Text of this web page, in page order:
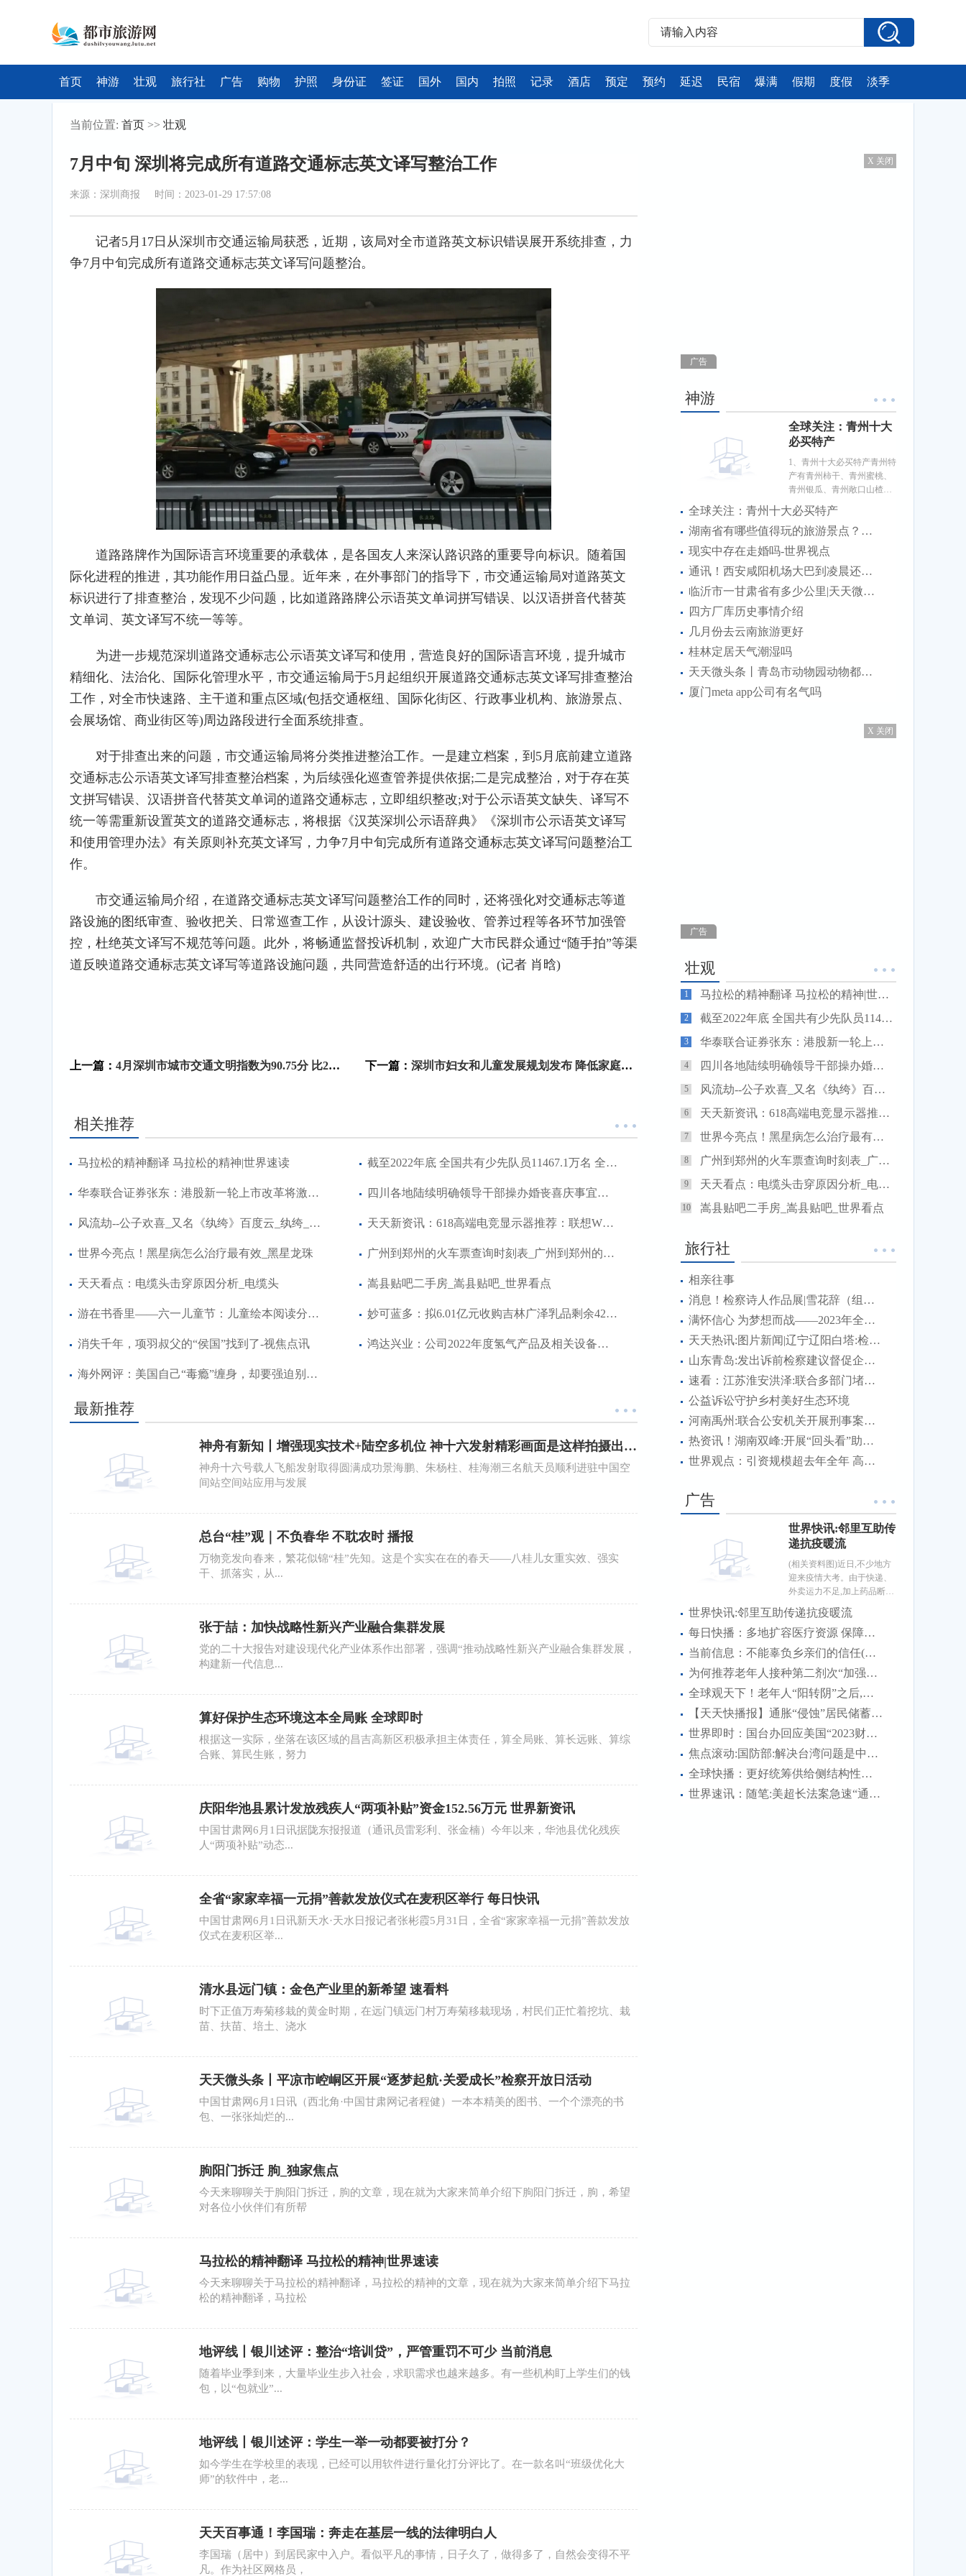
首页 神游 壮观 旅行社 广告 购物 护照 身份证 签证 国外 国内 拍照 记录 酒店 预定 预约 延迟 民宿 爆满 假期 度假 淡季
当前位置: 首页 >> 壮观
7月中旬 深圳将完成所有道路交通标志英文译写整治工作
来源：深圳商报 时间：2023-01-29 17:57:08
记者5月17日从深圳市交通运输局获悉，近期，该局对全市道路英文标识错误展开系统排查，力
争7月中旬完成所有道路交通标志英文译写问题整治。
道路路牌作为国际语言环境重要的承载体，是各国友人来深认路识路的重要导向标识。随着国
际化进程的推进，其功能作用日益凸显。近年来，在外事部门的指导下，市交通运输局对道路英文
标识进行了排查整治，发现不少问题，比如道路路牌公示语英文单词拼写错误、以汉语拼音代替英
文单词、英文译写不统一等等。
为进一步规范深圳道路交通标志公示语英文译写和使用，营造良好的国际语言环境，提升城市
精细化、法治化、国际化管理水平，市交通运输局于5月起组织开展道路交通标志英文译写排查整治
工作，对全市快速路、主干道和重点区域(包括交通枢纽、国际化街区、行政事业机构、旅游景点、
会展场馆、商业街区等)周边路段进行全面系统排查。
对于排查出来的问题，市交通运输局将分类推进整治工作。一是建立档案，到5月底前建立道路
交通标志公示语英文译写排查整治档案，为后续强化巡查管养提供依据;二是完成整治，对于存在英
文拼写错误、汉语拼音代替英文单词的道路交通标志，立即组织整改;对于公示语英文缺失、译写不
统一等需重新设置英文的道路交通标志，将根据《汉英深圳公示语辞典》《深圳市公示语英文译写
和使用管理办法》有关原则补充英文译写，力争7月中旬完成所有道路交通标志英文译写问题整治工
作。
市交通运输局介绍，在道路交通标志英文译写问题整治工作的同时，还将强化对交通标志等道
路设施的图纸审查、验收把关、日常巡查工作，从设计源头、建设验收、管养过程等各环节加强管
控，杜绝英文译写不规范等问题。此外，将畅通监督投诉机制，欢迎广大市民群众通过“随手拍”等渠
道反映道路交通标志英文译写等道路设施问题，共同营造舒适的出行环境。(记者 肖晗)
上一篇： 4月深圳市城市交通文明指数为90.75分 比2月减少0.05分 下一篇： 深圳市妇女和儿童发展规划发布 降低家庭生育、养育成本
相关推荐
马拉松的精神翻译 马拉松的精神|世界速读 截至2022年底 全国共有少先队员11467.1万名 全球新资讯
华泰联合证券张东：港股新一轮上市改革将激发科技企业上市热潮-天天看热讯 四川各地陆续明确领导干部操办婚丧喜庆事宜具体标准 遏制大操大办 弘扬节俭新风
风流劫--公子欢喜_又名《纨绔》百度云_纨绔_风流劫公子欢喜 天天新资讯：618高端电竞显示器推荐：联想W2729SHL值得入手
世界今亮点！黑星病怎么治疗最有效_黑星龙珠 广州到郑州的火车票查询时刻表_广州到郑州的火车票
天天看点：电缆头击穿原因分析_电缆头 嵩县贴吧二手房_嵩县贴吧_世界看点
游在书香里——六一儿童节：儿童绘本阅读分享会，活动招募开始 妙可蓝多：拟6.01亿元收购吉林广泽乳品剩余42.88%股权 焦点简讯
消失千年，项羽叔父的“侯国”找到了-视焦点讯 鸿达兴业：公司2022年度氢气产品及相关设备实现营业收入8,343.35万元
海外网评：美国自己“毒瘾”缠身，却要强迫别人“吃药”|全球微动态
最新推荐
神舟有新知丨增强现实技术+陆空多机位 神十六发射精彩画面是这样拍摄出来
的|快播报
神舟十六号载人飞船发射取得圆满成功景海鹏、朱杨柱、桂海潮三名航天员顺利进驻中国空
间站空间站应用与发展
总台“桂”观｜不负春华 不耽农时 播报
​万物竞发向春来，繁花似锦“桂”先知。这是个实实在在的春天——八桂儿女重实效、强实
干、抓落实，从...
张于喆：加快战略性新兴产业融合集群发展
党的二十大报告对建设现代化产业体系作出部署，强调“推动战略性新兴产业融合集群发展，
构建新一代信息...
算好保护生态环境这本全局账 全球即时
根据这一实际，坐落在该区域的昌吉高新区积极承担主体责任，算全局账、算长远账、算综
合账、算民生账，努力
庆阳华池县累计发放残疾人“两项补贴”资金152.56万元 世界新资讯
中国甘肃网6月1日讯据陇东报报道（通讯员雷彩利、张金楠）今年以来，华池县优化残疾
人“两项补贴”动态...
全省“家家幸福一元捐”善款发放仪式在麦积区举行 每日快讯
中国甘肃网6月1日讯新天水·天水日报记者张彬霞5月31日，全省“家家幸福一元捐”善款发放
仪式在麦积区举...
清水县远门镇：金色产业里的新希望 速看料
时下正值万寿菊移栽的黄金时期，在远门镇远门村万寿菊移栽现场，村民们正忙着挖坑、栽
苗、扶苗、培土、浇水
天天微头条丨平凉市崆峒区开展“逐梦起航·关爱成长”检察开放日活动
中国甘肃网6月1日讯（西北角·中国甘肃网记者程健）一本本精美的图书、一个个漂亮的书
包、一张张灿烂的...
朐阳门拆迁 朐_独家焦点
今天来聊聊关于朐阳门拆迁，朐的文章，现在就为大家来简单介绍下朐阳门拆迁，朐，希望
对各位小伙伴们有所帮
马拉松的精神翻译 马拉松的精神|世界速读
今天来聊聊关于马拉松的精神翻译，马拉松的精神的文章，现在就为大家来简单介绍下马拉
松的精神翻译，马拉松
地评线丨银川述评：整治“培训贷”，严管重罚不可少 当前消息
随着毕业季到来，大量毕业生步入社会，求职需求也越来越多。有一些机构盯上学生们的钱
包，以“包就业”...
地评线丨银川述评：学生一举一动都要被打分？
如今学生在学校里的表现，已经可以用软件进行量化打分评比了。在一款名叫“班级优化大
师”的软件中，老...
天天百事通！李国瑞：奔走在基层一线的法律明白人
李国瑞（居中）到居民家中入户。看似平凡的事情，日子久了，做得多了，自然会变得不平
凡。作为社区网格员，
广告
X 关闭
神游
全球关注：青州十大
必买特产
1、青州十大必买特产青州特
产有青州柿干、青州蜜桃、
青州银瓜、青州敞口山楂
等。青州位于山东省，优质
的地
全球关注：青州十大必买特产
湖南省有哪些值得玩的旅游景点？门票分别是多少 焦点速讯
现实中存在走婚吗-世界视点
通讯！西安咸阳机场大巴到凌晨还有么
临沂市一甘肃省有多少公里|天天微头条
四方厂库历史事情介绍
几月份去云南旅游更好
桂林定居天气潮湿吗
天天微头条丨青岛市动物园动物都搬走了吗
厦门meta app公司有名气吗
广告
X 关闭
壮观
1 马拉松的精神翻译 马拉松的精神|世界速读
2 截至2022年底 全国共有少先队员11467.1万名 全球新资讯
3 华泰联合证券张东：港股新一轮上市改革将激发科技企业上市热潮-天天看热讯
4 四川各地陆续明确领导干部操办婚丧喜庆事宜具体标准 遏制大操大办 弘扬节俭新风
5 风流劫--公子欢喜_又名《纨绔》百度云_纨绔_风流劫公子欢喜
6 天天新资讯：618高端电竞显示器推荐：联想W2729SHL值得入手
7 世界今亮点！黑星病怎么治疗最有效_黑星龙珠
8 广州到郑州的火车票查询时刻表_广州到郑州的火车票
9 天天看点：电缆头击穿原因分析_电缆头
10 嵩县贴吧二手房_嵩县贴吧_世界看点
旅行社
相亲往事
消息！检察诗人作品展|雪花辞（组诗）
满怀信心 为梦想而战——2023年全国硕士研究生招生考试首日见闻
天天热讯:图片新闻|辽宁辽阳白塔:检察官、国家三级心理咨询师为涉案未成年被害人及其家长进行心理疏导
山东青岛:发出诉前检察建议督促企业及时消除消防隐患
速看：江苏淮安洪泽:联合多部门堵住管理漏洞维护道路交通安全
公益诉讼守护乡村美好生态环境
河南禹州:联合公安机关开展刑事案件诉前财产调查
热资讯！湖南双峰:开展“回头看”助推检察建议落地见效
世界观点：引资规模超去年全年 高质量发展成色足——透视中国前11个月吸引外资成绩单
广告
世界快讯:邻里互助传
递抗疫暖流
(相关资料图)近日,不少地方
迎来疫情大考。由于快递、
外卖运力不足,加上药品断
货、抗原检测试剂脱销等,
不...
世界快讯:邻里互助传递抗疫暖流
每日快播：多地扩容医疗资源 保障群众就医用药
当前信息：不能辜负乡亲们的信任(青春日记)
为何推荐老年人接种第二剂次“加强针”?
全球观天下！老年人“阳转阴”之后,需要注意什么?
【天天快播报】通胀“侵蚀”居民储蓄 美国经济再遇“逆风”
世界即时：国台办回应美国“2023财年国防授权法案”:强烈不满、坚决反对
焦点滚动:国防部:解决台湾问题是中国人自己的事 美方无权说三道四
全球快播：更好统筹供给侧结构性改革和扩大内需——学习领会“六个更好统筹”之三
世界速讯：随笔:美超长法案急速“通关”的背后